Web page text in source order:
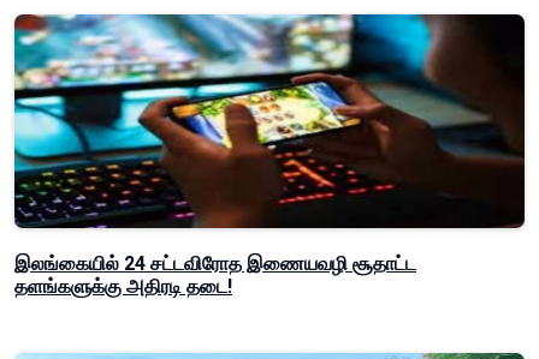
இலங்கையில் 24 சட்டவிரோத இணையவழி சூதாட்ட
தளங்களுக்கு அதிரடி தடை!